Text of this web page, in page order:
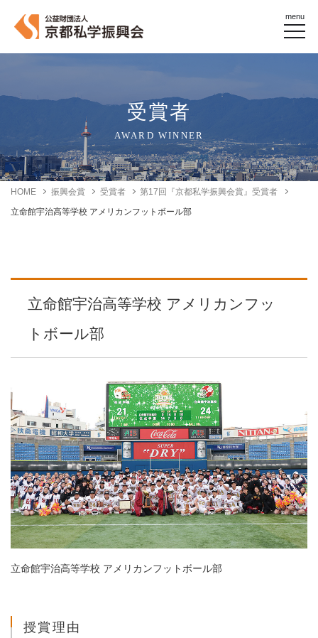
menu
受賞者
AWARD WINNER
HOME 振興会賞 受賞者
第17回『京都私学振興会賞』受賞者
立命館宇治高等学校 アメリカンフットボール部
立命館宇治高等学校 アメリカンフッ
トボール部
立命館宇治高等学校 アメリカンフットボール部
授賞理由